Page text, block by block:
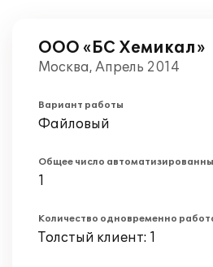
ООО «БС Хемикал»
Москва, Апрель 2014
Вариант работы
Файловый
Общее число
1
Количество одновременно
Толстый клиент: 1